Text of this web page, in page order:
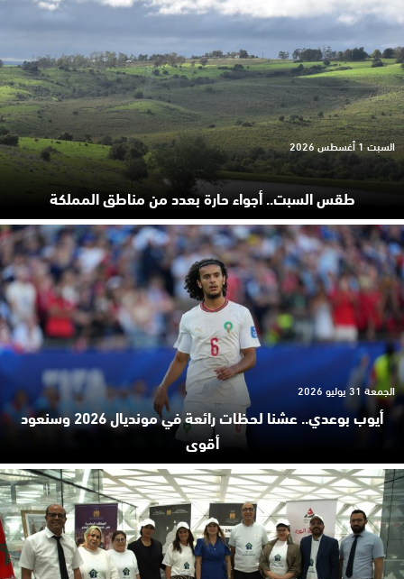
طقس السبت.. أجواء حارة بعدد من مناطق المملكة
السبت 1 أغسطس 2026
أيوب بوعدي.. عشنا لحظات رائعة في مونديال 2026 وسنعود
أقوى
الجمعة 31 يوليو 2026